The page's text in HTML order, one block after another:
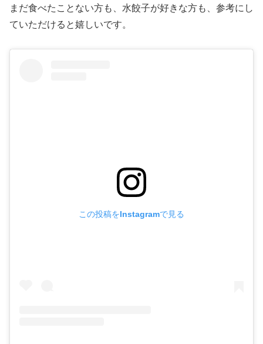
まだ食べたことない方も、水餃子が好きな方も、参考にし
ていただけると嬉しいです。
この投稿をInstagramで見る